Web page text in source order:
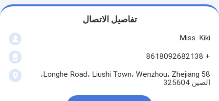
تفاصيل الاتصال
Miss. Kiki
+ 8618092682138
58 Longhe Road، Liushi Town، Wenzhou، Zhejiang،
الصين 325604